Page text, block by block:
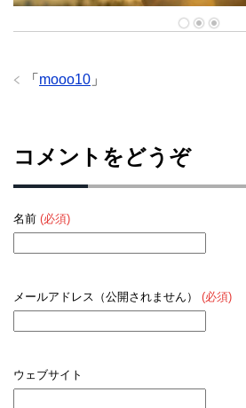
「 mooo10 」
コメントをどうぞ
名前 (必須)
メールアドレス（公開されません） (必須)
ウェブサイト